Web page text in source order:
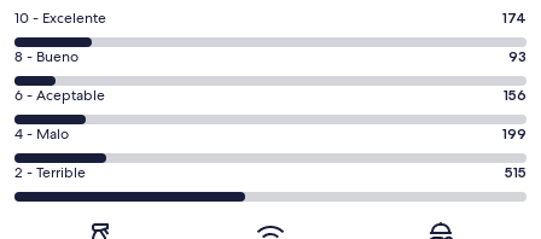
Puntuación
de
10,
es
decir,
Excelente.
Basada
en
10 - Excelente 174
Puntuación
de
8,
es
decir,
Bueno.
8 - Bueno 93
Puntuación
de
6,
es
decir,
Aceptable.
6 - Aceptable 156
Puntuación
de
4,
4 - Malo 199
Puntuación
de
2 - Terrible 515